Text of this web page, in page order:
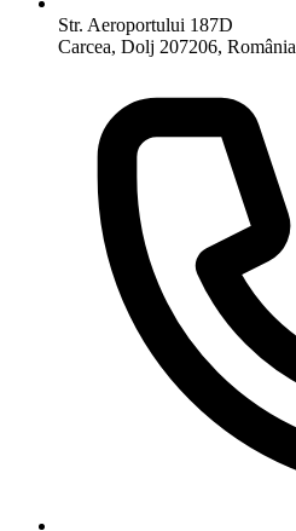
Str. Aeroportului 187D
Carcea, Dolj 207206, România